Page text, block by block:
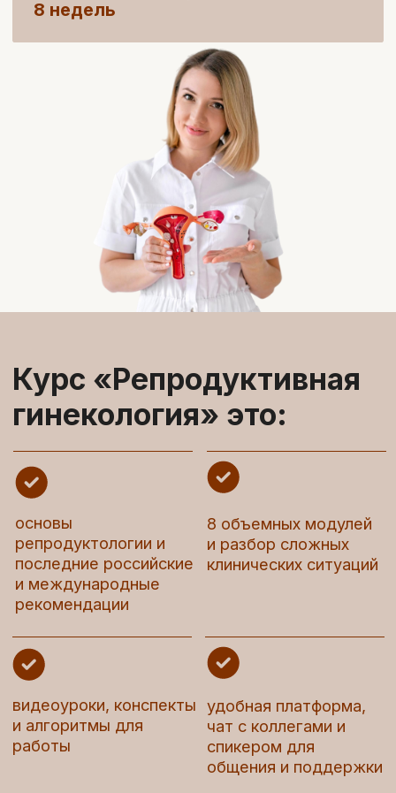
Курс «Репродуктивная
гинекология» это:
последние российские
8 объемных модулей
и разбор сложных
клинических ситуаций
удобная платформа,
диплом о повышении квалификации и 72
* при успешной сдаче итоговой аттестации
Забронировать скидку
Только сейчас для вас